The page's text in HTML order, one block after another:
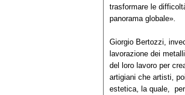
trasformare le
panorama globale».
Giorgio Bertozzi,
lavorazione dei
del loro lavoro per
artigiani che artisti,
estetica, la quale,